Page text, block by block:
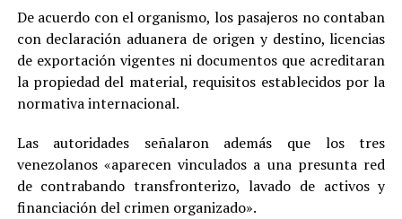
De acuerdo con el organismo, los pasajeros no contaban
con declaración aduanera de origen y destino, licencias
de exportación vigentes ni documentos que acreditaran
la propiedad del material, requisitos establecidos por la
normativa internacional.
Las autoridades señalaron además que los tres
venezolanos «aparecen vinculados a una presunta red
de contrabando transfronterizo, lavado de activos y
financiación del crimen organizado».